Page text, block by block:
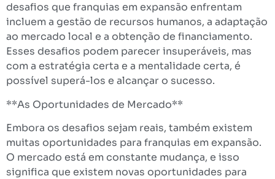
desafios que franquias em expansão enfrentam
incluem a gestão de recursos humanos, a adaptação
ao mercado local e a obtenção de financiamento.
Esses desafios podem parecer insuperáveis, mas
com a estratégia certa e a mentalidade certa, é
possível superá-los e alcançar o sucesso.
**As Oportunidades de Mercado**
Embora os desafios sejam reais, também existem
muitas oportunidades para franquias em expansão.
O mercado está em constante mudança, e isso
significa que existem novas oportunidades para